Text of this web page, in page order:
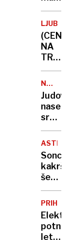
novi
stroški
že
s
in
Sheina
(CENE
NA
uničuje
pa
še
nikoli
niso
bile
tako
sladke
sredi
noči
požgali
vas
na
bregu,
več
Sonce,
še
nismo
videli:
novi
razkrili
letala